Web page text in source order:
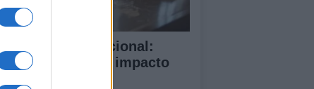
Penal Internacional:
funciona y su impacto